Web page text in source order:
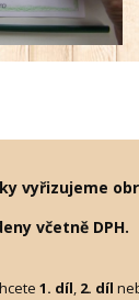
vyřizujeme
včetně DPH.
1. díl, 2. díl